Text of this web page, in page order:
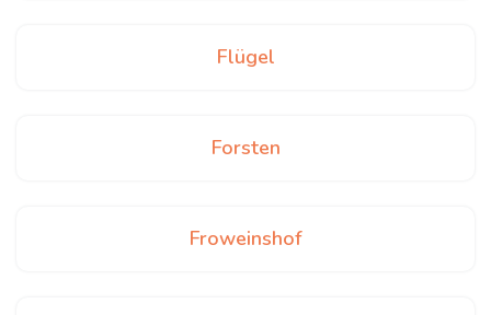
Flügel
Forsten
Froweinshof